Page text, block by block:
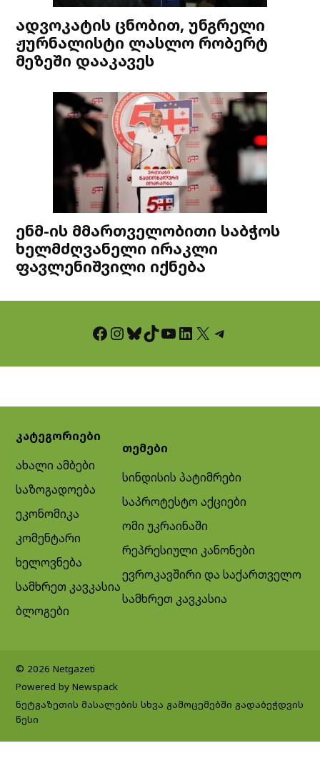
ადვოკატის ცნობით, უნგრელი
ჟურნალისტი ლასლო რობერტ
მეზეში დააკავეს
ენმ-ის მმართველობითი საბჭოს
ხელმძღვანელი ირაკლი
ფავლენიშვილი იქნება
Facebook InstagramBluesky TikTok YouTube LinkedIn X Telegram
კატეგორიები
ახალი ამბები
საზოგადოება
ეკონომიკა
კომენტარი
ხელოვნება
სამხრეთ კავკასია
ბლოგები
თემები
სინდისის პატიმრები
საპროტესტო აქციები
ომი უკრაინაში
რეპრესიული კანონები
ევროკავშირი და საქართველო
სამხრეთ კავკასია
© 2026 Netgazeti
Powered by Newspack
ნეტგაზეთის მასალების სხვა გამოცემებში გადაბეჭდვის
წესი